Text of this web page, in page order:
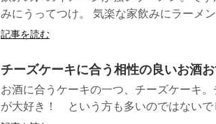
みにうってつけ。 気楽な家飲みにラーメ
記事を読む
チーズケーキに合う相性の良いお酒
お酒に合うケーキの一つ、チーズケーキ
が大好き！ という方も多いのではないで